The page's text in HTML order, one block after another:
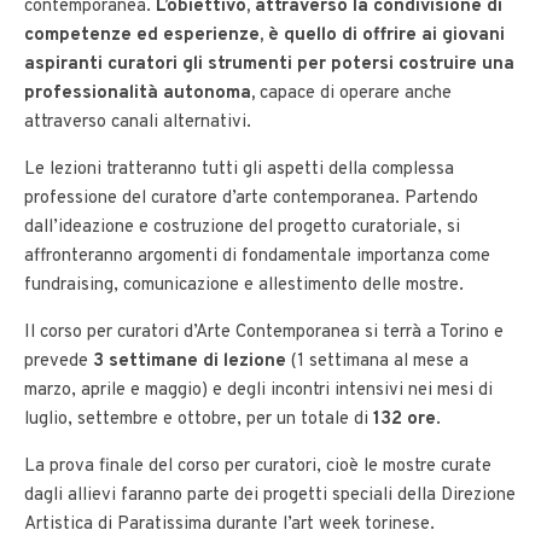
contemporanea. L’obiettivo, attraverso la condivisione di
competenze ed esperienze, è quello di offrire ai giovani
aspiranti curatori gli strumenti per potersi costruire una
professionalità autonoma, capace di operare anche
attraverso canali alternativi.
Le lezioni tratteranno tutti gli aspetti della complessa
professione del curatore d’arte contemporanea. Partendo
dall’ideazione e costruzione del progetto curatoriale, si
affronteranno argomenti di fondamentale importanza come
fundraising, comunicazione e allestimento delle mostre.
Il corso per curatori d’Arte Contemporanea si terrà a Torino e
prevede 3 settimane di lezione (1 settimana al mese a
marzo, aprile e maggio) e degli incontri intensivi nei mesi di
luglio, settembre e ottobre, per un totale di 132 ore.
La prova finale del corso per curatori, cioè le mostre curate
dagli allievi faranno parte dei progetti speciali della Direzione
Artistica di Paratissima durante l’art week torinese.